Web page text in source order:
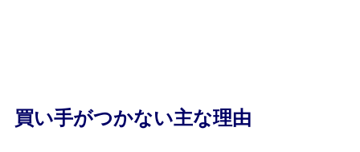
買い手がつかない主な理由